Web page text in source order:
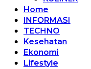
Home
INFORMASI
TECHNO
Kesehatan
Ekonomi
Lifestyle